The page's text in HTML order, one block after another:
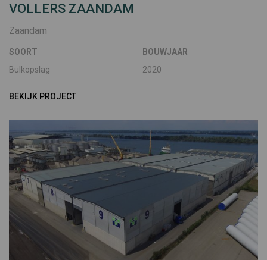
VOLLERS ZAANDAM
Zaandam
SOORT
Bulkopslag
BOUWJAAR
2020
BEKIJK PROJECT